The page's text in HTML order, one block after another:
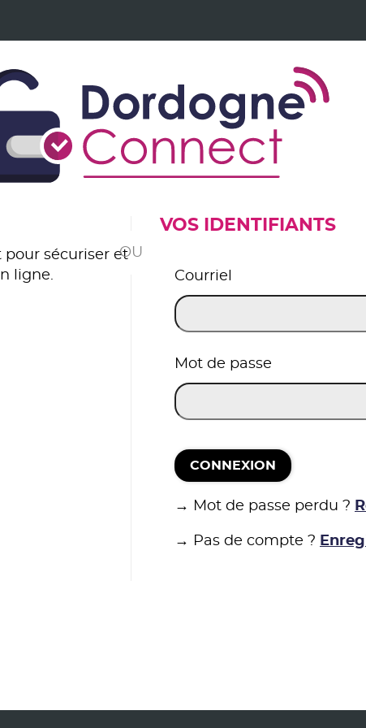
pour sécuriser et
ligne.
FranceConnect
VOS IDENTIFIANTS
Courriel
*
Mot de passe
CONNEXION
→ Mot de passe perdu ?
→ Pas de compte ?